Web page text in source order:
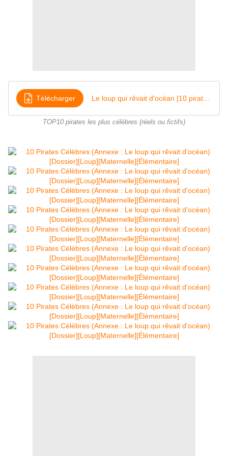
Télécharger
TOP10 pirates les plus célèbres (réels ou fictifs)